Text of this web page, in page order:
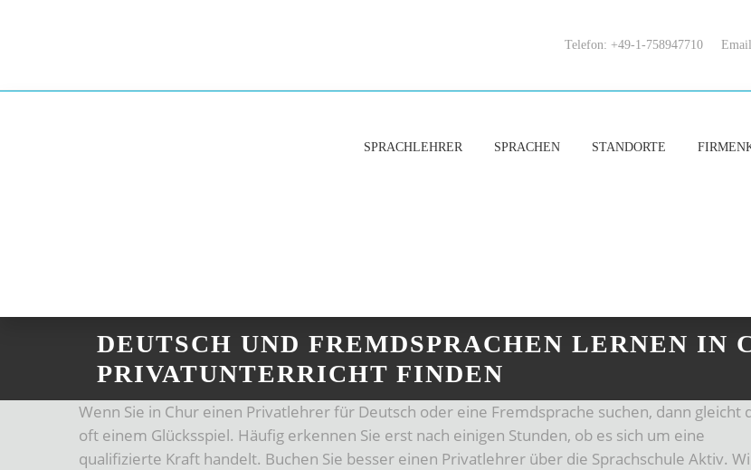
Telefon: +49-1-758947710
SPRACHLEHRER SPRACHEN STANDORTE
DEUTSCH UND FREMDSPRACHEN LERNEN IN
PRIVATUNTERRICHT FINDEN
Wenn Sie in Chur einen Privatlehrer für Deutsch oder eine Fremdsprache suchen, dann gleicht
oft einem Glücksspiel. Häufig erkennen Sie erst nach einigen Stunden, ob es sich um eine
qualifizierte Kraft handelt. Buchen Sie besser einen Privatlehrer über die Sprachschule Aktiv.